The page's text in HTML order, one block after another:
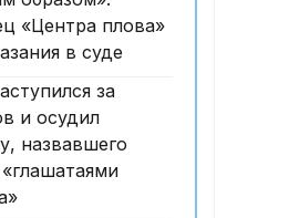
2026
қазасына
сотқа жолданды
«Центра плова»
в суде
за
и осудил
назвавшего